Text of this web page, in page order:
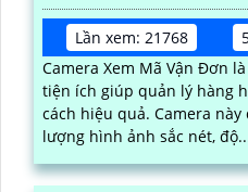
Lần xem: 21768
Camera Xem Mã Vận Đơn
tiện ích giúp quản lý hàng
cách hiệu quả. Camera này được thiết kế với chất
lượng hình ảnh sắc nét,